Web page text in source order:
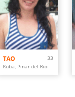
TAO
33
Kuba, Pinar del Rio